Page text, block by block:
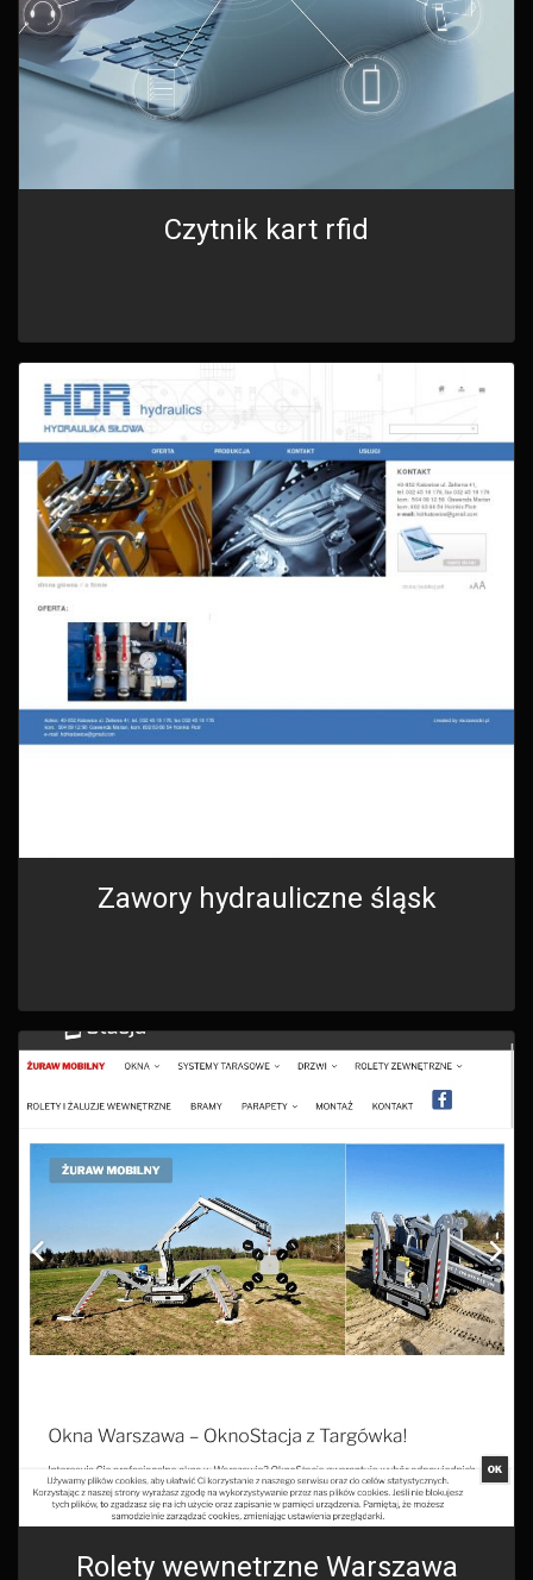
Czytnik kart rfid
Zawory hydrauliczne śląsk
Rolety wewnetrzne Warszawa